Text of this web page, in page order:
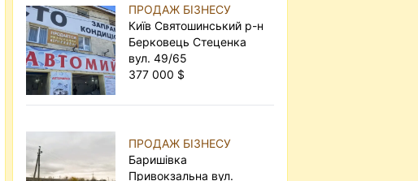
ПРОДАЖ БІЗНЕСУ
Київ Святошинський р-н
Берковець Стеценка
вул. 49/65
377 000 $
ПРОДАЖ БІЗНЕСУ
Баришівка
Привокзальна вул.